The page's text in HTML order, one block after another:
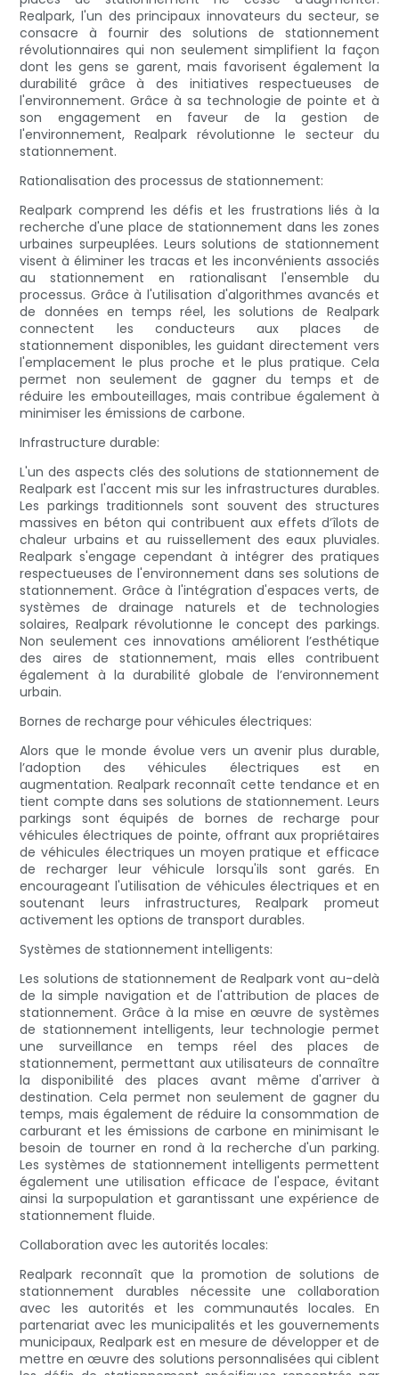
Realpark, l'un des principaux innovateurs du secteur, se
consacre à fournir des solutions de stationnement
révolutionnaires qui non seulement simplifient la façon
dont les gens se garent, mais favorisent également la
durabilité grâce à des initiatives respectueuses de
l'environnement. Grâce à sa technologie de pointe et à
son engagement en faveur de la gestion de
l'environnement, Realpark révolutionne le secteur du
stationnement.
Rationalisation des processus de stationnement:
Realpark comprend les défis et les frustrations liés à la
recherche d'une place de stationnement dans les zones
urbaines surpeuplées. Leurs solutions de stationnement
visent à éliminer les tracas et les inconvénients associés
au stationnement en rationalisant l'ensemble du
processus. Grâce à l'utilisation d'algorithmes avancés et
de données en temps réel, les solutions de Realpark
connectent les conducteurs aux places de
stationnement disponibles, les guidant directement vers
l'emplacement le plus proche et le plus pratique. Cela
permet non seulement de gagner du temps et de
réduire les embouteillages, mais contribue également à
minimiser les émissions de carbone.
Infrastructure durable:
L'un des aspects clés des solutions de stationnement de
Realpark est l'accent mis sur les infrastructures durables.
Les parkings traditionnels sont souvent des structures
massives en béton qui contribuent aux effets d’îlots de
chaleur urbains et au ruissellement des eaux pluviales.
Realpark s'engage cependant à intégrer des pratiques
respectueuses de l'environnement dans ses solutions de
stationnement. Grâce à l'intégration d'espaces verts, de
systèmes de drainage naturels et de technologies
solaires, Realpark révolutionne le concept des parkings.
Non seulement ces innovations améliorent l’esthétique
des aires de stationnement, mais elles contribuent
également à la durabilité globale de l’environnement
urbain.
Bornes de recharge pour véhicules électriques:
Alors que le monde évolue vers un avenir plus durable,
l’adoption des véhicules électriques est en
augmentation. Realpark reconnaît cette tendance et en
tient compte dans ses solutions de stationnement. Leurs
parkings sont équipés de bornes de recharge pour
véhicules électriques de pointe, offrant aux propriétaires
de véhicules électriques un moyen pratique et efficace
de recharger leur véhicule lorsqu'ils sont garés. En
encourageant l'utilisation de véhicules électriques et en
soutenant leurs infrastructures, Realpark promeut
activement les options de transport durables.
Systèmes de stationnement intelligents:
Les solutions de stationnement de Realpark vont au-delà
de la simple navigation et de l'attribution de places de
stationnement. Grâce à la mise en œuvre de systèmes
de stationnement intelligents, leur technologie permet
une surveillance en temps réel des places de
stationnement, permettant aux utilisateurs de connaître
la disponibilité des places avant même d'arriver à
destination. Cela permet non seulement de gagner du
temps, mais également de réduire la consommation de
carburant et les émissions de carbone en minimisant le
besoin de tourner en rond à la recherche d'un parking.
Les systèmes de stationnement intelligents permettent
également une utilisation efficace de l'espace, évitant
ainsi la surpopulation et garantissant une expérience de
stationnement fluide.
Collaboration avec les autorités locales:
Realpark reconnaît que la promotion de solutions de
stationnement durables nécessite une collaboration
avec les autorités et les communautés locales. En
partenariat avec les municipalités et les gouvernements
municipaux, Realpark est en mesure de développer et de
mettre en œuvre des solutions personnalisées qui ciblent